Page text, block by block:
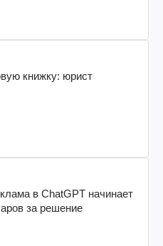
книжку: юрист
в ChatGPT начинает
за решение